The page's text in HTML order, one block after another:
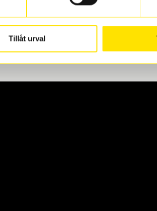
Tillåt urval